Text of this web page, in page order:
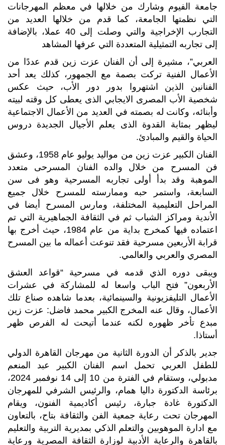
جامعة الفيوم وشارك من خلالها في معظم المهرجانات
التي نظمتها الجامعة، كما قدم من خلالها العديد من
التجارب الإخراجية والتي وصلت إلى 40 عملا، بالإضافة
إلى تجاربه التمثيلية المتعددة التي عرفها المشاهد
العربي”، مشيرة إلى أن الفنان عزت زين قدم عددًا من
الأعمال الفنية تركت بصمة مع الجمهور، كذلك يعد أحد
الفنانين الذين اشتهروا بدور دور الأب، حيث عكس
شخصية الأب المصرى الايجابي الذى يعطى كل وقته لبيته
وأبنائه، وكانت له بصمته في العديد من الأعمال الاجتماعية
ليظهر بمثابة القدوة الذى يعلم الأجيال الجديدة دروس
الحياة والقيم والمبادئ.
الفنان الكبير عزت زين من مواليد يوليو عام 1958، وعشق
فن المسرح من خلال والده الفنان المسرحى متعدد
الموهبة وقد بدأ أولى تجاربه المسرحية وهو فى سن
السابعة، واستمر حبه وممارسته للمسرح خلال جميع
المراحل التعليمية المختلفة، ومارس المسرح أيضا في
الأندية ومراكز الشباب ثم في الثقافة الجماهيرية التي تم
اعتماده فيها كمخرج بداية من عام 1984، حيث أخرج بها
قرابة الأربعين مسرحية فقد تنوعت أعماله ما بين المسرح
المصري والعربي والعالمي.
ويبقى دوره الذي قدمه في مسرحية “قواعد العشق
الأربعون” فتح الباب واسعا له للمشاركة في عشرات
الأعمال التليفزيونية والسينمائية، بعدما شاهده صناع تلك
الأعمال، وقال عنه المخرج الكبير محمد فاضل: عزت زين
مبدع تأخر ظهوره لكنه عندما أتيحت له الفرص ظهر
أستاذا.
جدير بالذكر أن الدورة الثانية من مهرجان القاهرة الدولي
للطفل العربي تحمل اسم الفنان الكبير عبد المنعم
مدبولي، وستقام في الفترة من 10 إلى 14 نوفمبر 2024،
برئاسة الدكتورة داليا همام، والرئيس الشرفي للمهرجان
الدكتورة غادة جبارة، رئيس أكاديمية الفنون، ويقام
المهرجان تحت رعاية جمعية الفن والثقافة بتاح، بالتعاون
مع ادارة الموهوبين والتعلم الذكي بمديرية التربية والتعليم
بالقاهرة والرعاية الأدبية لوزارة الثقافة المصرية ورعاية